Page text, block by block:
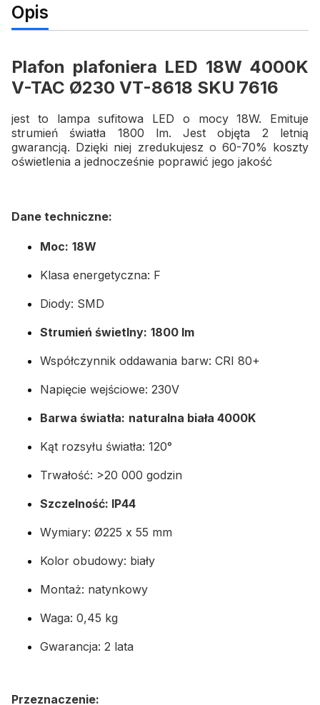
Opis
Plafon plafoniera LED 18W 4000K
V-TAC Ø230 VT-8618 SKU 7616
jest to lampa sufitowa LED o mocy 18W. Emituje
strumień światła 1800 lm. Jest objęta 2 letnią
gwarancją. Dzięki niej zredukujesz o 60-70% koszty
oświetlenia a jednocześnie poprawić jego jakość
Dane techniczne:
Moc: 18W
Klasa energetyczna: F
Diody: SMD
Strumień świetlny: 1800 lm
Współczynnik oddawania barw: CRI 80+
Napięcie wejściowe: 230V
Barwa światła: naturalna biała 4000K
Kąt rozsyłu światła: 120°
Trwałość: >20 000 godzin
Szczelność: IP44
Wymiary: Ø225 x 55 mm
Kolor obudowy: biały
Montaż: natynkowy
Waga: 0,45 kg
Gwarancja: 2 lata
Przeznaczenie: